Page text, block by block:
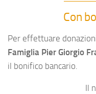
Con
Per effettuare
Famiglia Pier Giorgio
il bonifico bancario.
Il